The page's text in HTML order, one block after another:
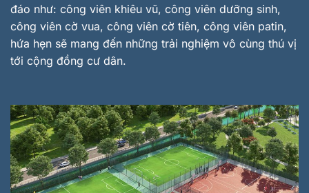
đáo như: công viên khiêu vũ, công viên dưỡng sinh,
công viên cờ vua, công viên cờ tiên, công viên patin,
hứa hẹn sẽ mang đến những trải nghiệm vô cùng thú vị
tới cộng đồng cư dân.